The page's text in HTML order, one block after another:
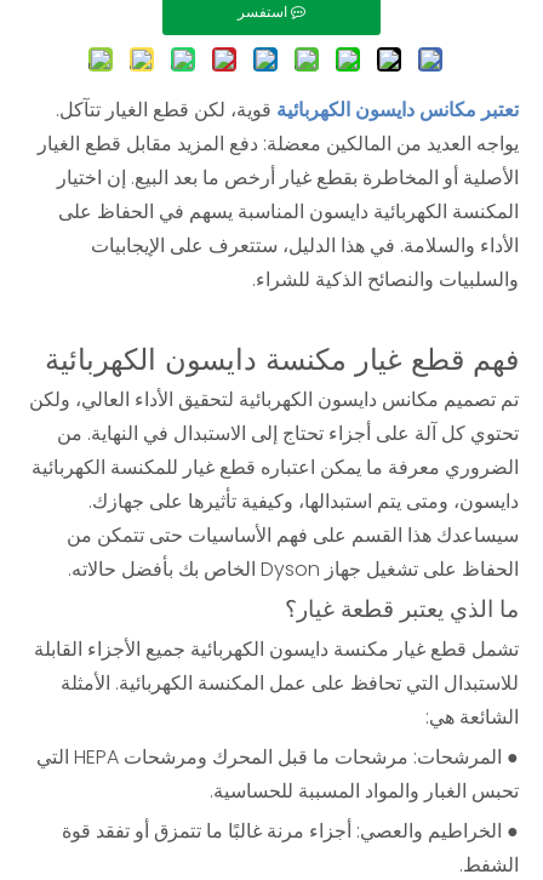
استفسر
تعتبر مكانس دايسون الكهربائية قوية، لكن قطع الغيار تتآكل.
يواجه العديد من المالكين معضلة: دفع المزيد مقابل قطع الغيار
الأصلية أو المخاطرة بقطع غيار أرخص ما بعد البيع. إن اختيار
المكنسة الكهربائية دايسون المناسبة يسهم في الحفاظ على
الأداء والسلامة. في هذا الدليل، ستتعرف على الإيجابيات
والسلبيات والنصائح الذكية للشراء.
فهم قطع غيار مكنسة دايسون الكهربائية
تم تصميم مكانس دايسون الكهربائية لتحقيق الأداء العالي، ولكن
تحتوي كل آلة على أجزاء تحتاج إلى الاستبدال في النهاية. من
الضروري معرفة ما يمكن اعتباره قطع غيار للمكنسة الكهربائية
دايسون، ومتى يتم استبدالها، وكيفية تأثيرها على جهازك.
سيساعدك هذا القسم على فهم الأساسيات حتى تتمكن من
الحفاظ على تشغيل جهاز Dyson الخاص بك بأفضل حالاته.
ما الذي يعتبر قطعة غيار؟
تشمل قطع غيار مكنسة دايسون الكهربائية جميع الأجزاء القابلة
للاستبدال التي تحافظ على عمل المكنسة الكهربائية. الأمثلة
الشائعة هي:
● المرشحات: مرشحات ما قبل المحرك ومرشحات HEPA التي
تحبس الغبار والمواد المسببة للحساسية.
● الخراطيم والعصي: أجزاء مرنة غالبًا ما تتمزق أو تفقد قوة
الشفط.